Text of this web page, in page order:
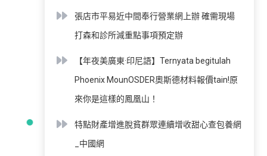
張店市平易近中間奉行營業網上辦 確需現場
打森和診所減重點事項預定辦
【年夜美廣東·印尼語】Ternyata begitulah
Phoenix MounOSDER奧斯德材料報價tain!原
來你是這樣的鳳凰山！
特點財產增進脫貧群眾連續增收甜心查包養網
_中國網